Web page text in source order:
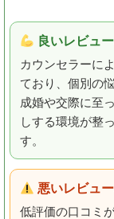
良いレビュ
カウンセラーに
ており、個別の
成婚や交際に至
しする環境が整
す。
悪いレビュ
低評価の口コミ